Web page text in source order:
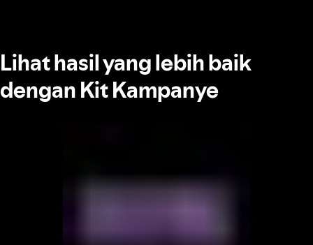
Lihat hasil yang lebih baik
dengan Kit Kampanye